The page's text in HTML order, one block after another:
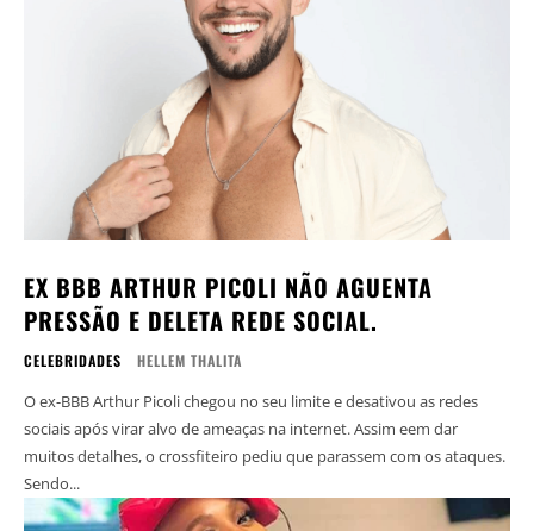
EX BBB ARTHUR PICOLI NÃO AGUENTA
PRESSÃO E DELETA REDE SOCIAL.
CELEBRIDADES HELLEM THALITA
O ex-BBB Arthur Picoli chegou no seu limite e desativou as redes
sociais após virar alvo de ameaças na internet. Assim eem dar
muitos detalhes, o crossfiteiro pediu que parassem com os ataques.
Sendo...